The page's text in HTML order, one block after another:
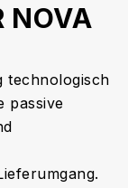
NOVA
technologisch
passive